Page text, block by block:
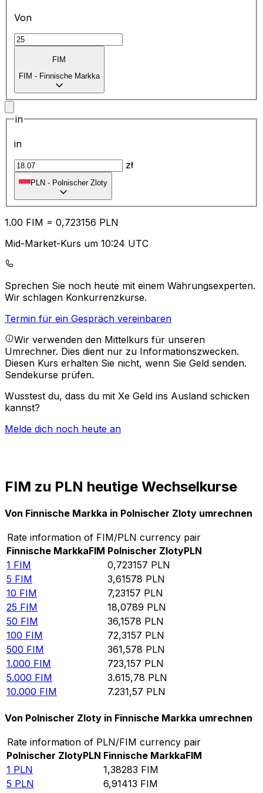
Von
FIM
FIM - Finnische Markka
in
in
zł
PLN - Polnischer Zloty
1.00 FIM = 0,723156 PLN
Mid-Market-Kurs um 10:24 UTC
Sprechen Sie noch heute mit einem Währungsexperten.
Wir schlagen Konkurrenzkurse.
Termin für ein Gespräch vereinbaren
Wir verwenden den Mittelkurs für unseren
Umrechner. Dies dient nur zu Informationszwecken.
Diesen Kurs erhalten Sie nicht, wenn Sie Geld senden.
Sendekurse prüfen.
Wusstest du, dass du mit Xe Geld ins Ausland schicken
kannst?
Melde dich noch heute an
FIM zu PLN heutige Wechselkurse
Von Finnische Markka in Polnischer Zloty umrechnen
Rate information of FIM/PLN currency pair
Finnische MarkkaFIM Polnischer ZlotyPLN
1 FIM 0,723157 PLN
5 FIM 3,61578 PLN
10 FIM 7,23157 PLN
25 FIM 18,0789 PLN
50 FIM 36,1578 PLN
100 FIM 72,3157 PLN
500 FIM 361,578 PLN
1.000 FIM 723,157 PLN
5.000 FIM 3.615,78 PLN
10.000 FIM 7.231,57 PLN
Von Polnischer Zloty in Finnische Markka umrechnen
Rate information of PLN/FIM currency pair
Polnischer ZlotyPLN Finnische MarkkaFIM
1 PLN 1,38283 FIM
5 PLN 6,91413 FIM